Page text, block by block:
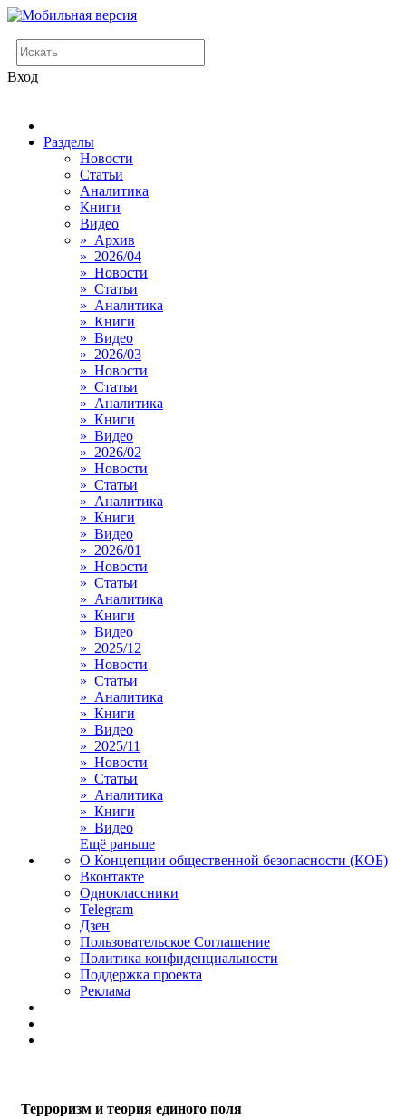
Вход
Разделы
Новости
Статьи
Аналитика
Книги
Видео
» Архив
» 2026/04
» Новости
» Статьи
» Аналитика
» Книги
» Видео
» 2026/03
» Новости
» Статьи
» Аналитика
» Книги
» Видео
» 2026/02
» Новости
» Статьи
» Аналитика
» Книги
» Видео
» 2026/01
» Новости
» Статьи
» Аналитика
» Книги
» Видео
» 2025/12
» Новости
» Статьи
» Аналитика
» Книги
» Видео
» 2025/11
» Новости
» Статьи
» Аналитика
» Книги
» Видео
Ещё раньше
О Концепции общественной безопасности (КОБ)
Вконтакте
Одноклассники
Telegram
Дзен
Пользовательское Соглашение
Политика конфиденциальности
Поддержка проекта
Реклама
Терроризм и теория единого поля